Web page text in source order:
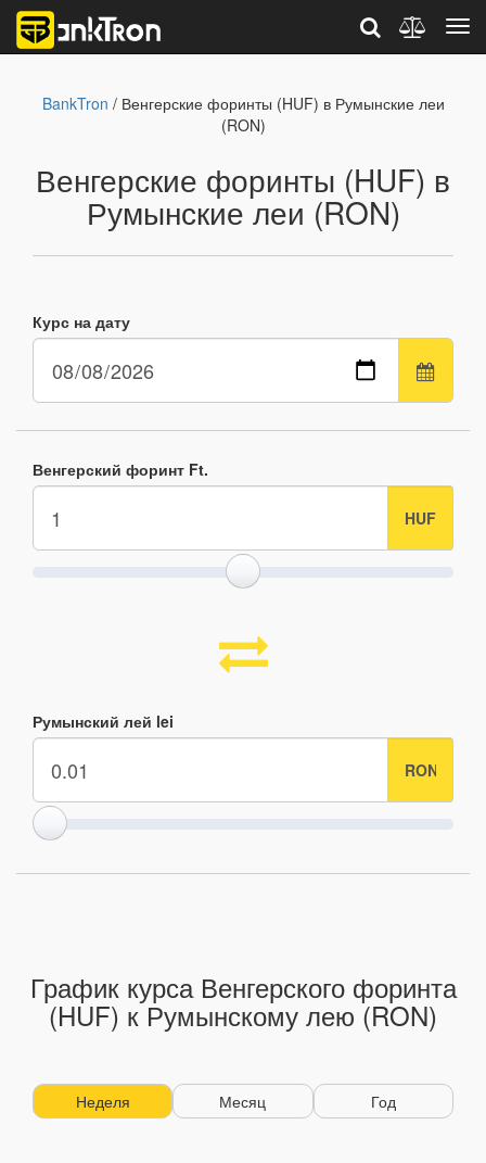
BankTron / Венгерские форинты (HUF) в Румынские леи
(RON)
Венгерские форинты (HUF) в
Румынские леи (RON)
Курс на дату
Венгерский форинт Ft.
Румынский лей lei
График курса Венгерского форинта
(HUF) к Румынскому лею (RON)
Неделя Месяц Год